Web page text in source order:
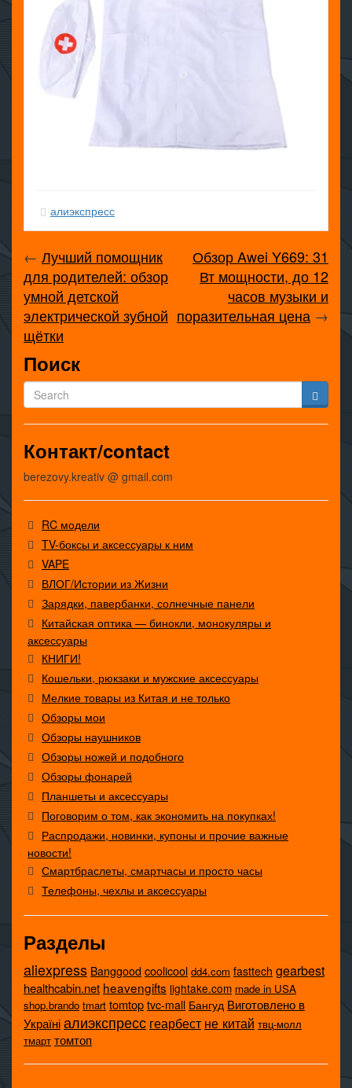
алиэкспресс
← Лучший помощник
для родителей: обзор
умной детской
электрической зубной
щётки
Обзор Awei Y669: 31
Вт мощности, до 12
часов музыки и
поразительная цена →
Поиск
Контакт/contact
berezovy.kreativ @ gmail.com
RC модели
TV-боксы и аксессуары к ним
VAPE
ВЛОГ/Истории из Жизни
Зарядки, павербанки, солнечные панели
Китайская оптика — бинокли, монокуляры и
аксессуары
КНИГИ!
Кошельки, рюкзаки и мужские аксессуары
Мелкие товары из Китая и не только
Обзоры мои
Обзоры наушников
Обзоры ножей и подобного
Обзоры фонарей
Планшеты и аксессуары
Поговорим о том, как экономить на покупках!
Распродажи, новинки, купоны и прочие важные
новости!
Смартбраслеты, смартчасы и просто часы
Телефоны, чехлы и аксессуары
Разделы
aliexpress Banggood coolicool dd4.com fasttech gearbest
healthcabin.net heavengifts lightake.com made in USA
shop.brando tmart tomtop tvc-mall Бангуд Виготовлено в
Україніалиэкспресс геарбест не китай твц-молл
тмарт томтоп